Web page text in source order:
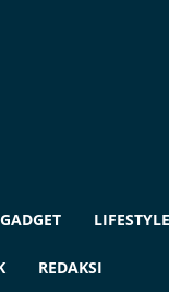
GADGET LIFESTYLE
REDAKSI